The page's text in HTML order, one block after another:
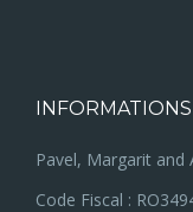
Pavel, Margarit and
Code Fiscal :